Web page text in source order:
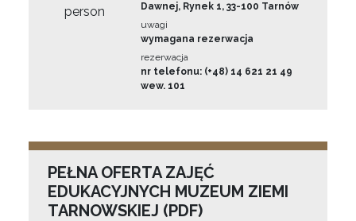
person
Dawnej, Rynek 1, 33-100 Tarnów
uwagi
wymagana rezerwacja
rezerwacja
nr telefonu: (+48) 14 621 21 49
wew. 101
PEŁNA OFERTA ZAJĘĆ
EDUKACYJNYCH MUZEUM ZIEMI
TARNOWSKIEJ (PDF)